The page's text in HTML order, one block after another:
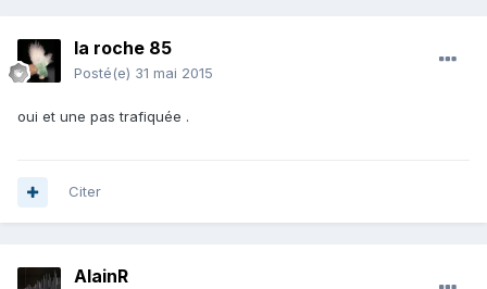
la roche 85
Posté(e) 31 mai 2015
oui et une pas trafiquée .
Citer
AlainR